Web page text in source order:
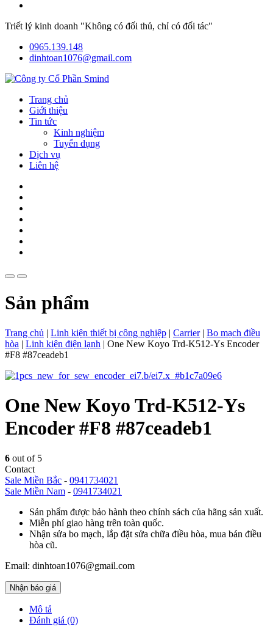
Triết lý kinh doanh "Không có đối thủ, chỉ có đối tác"
0965.139.148
dinhtoan1076@gmail.com
Trang chủ
Giới thiệu
Tin tức
Kinh nghiệm
Tuyển dụng
Dịch vụ
Liên hệ
Sản phẩm
Trang chủ | Linh kiện thiết bị công nghiệp | Carrier| Bo mạch điều
hòa | Linh kiện điện lạnh | One New Koyo Trd-K512-Ys Encoder
#F8 #87ceadeb1
One New Koyo Trd-K512-Ys
Encoder #F8 #87ceadeb1
6 out of 5
Contact
Sale Miền Bắc - 0941734021
Sale Miền Nam - 0941734021
Sản phẩm được bảo hành theo chính sách của hãng sản xuất.
Miễn phí giao hàng trên toàn quốc.
Nhận sửa bo mạch, lắp đặt sửa chữa điều hòa, mua bán điều
hòa cũ.
Email: dinhtoan1076@gmail.com
Nhận báo giá
Mô tả
Đánh giá (0)